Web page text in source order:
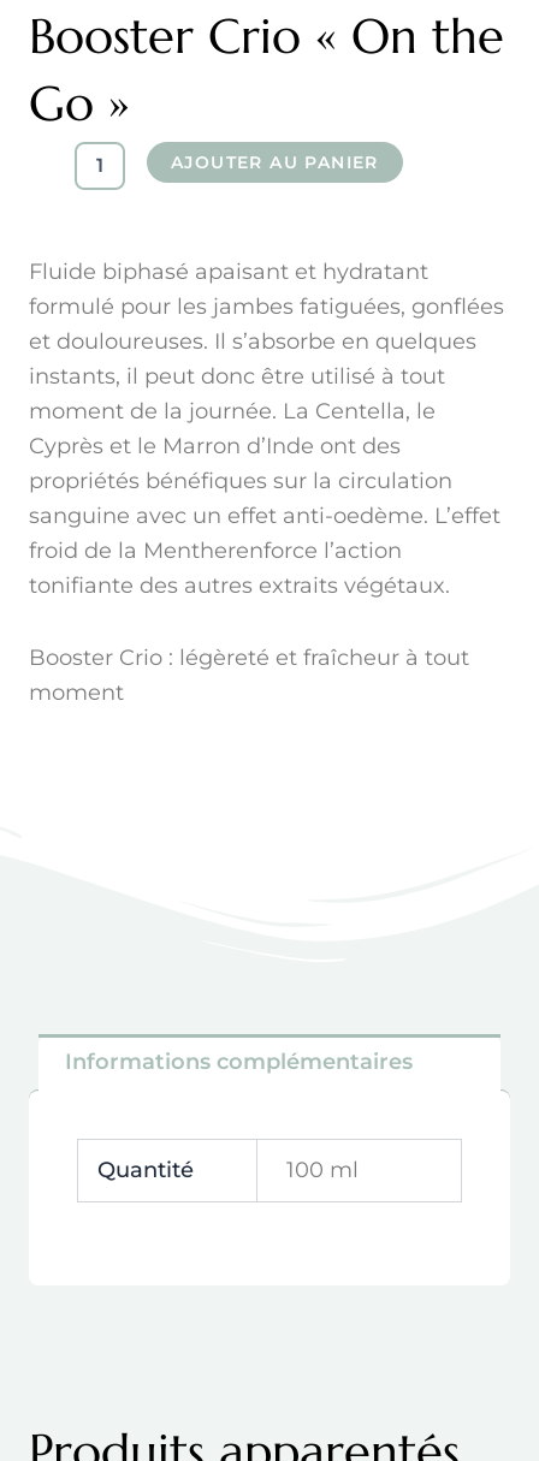
Booster Crio « On the
Go »
quantité
Booster
Crio
"On
the
Go"
AJOUTER AU PANIER
Fluide biphasé apaisant et hydratant
formulé pour les jambes fatiguées, gonflées
et douloureuses. Il s’absorbe en quelques
instants, il peut donc être utilisé à tout
moment de la journée. La Centella, le
Cyprès et le Marron d’Inde ont des
propriétés bénéfiques sur la circulation
sanguine avec un effet anti-oedème. L’effet
froid de la Mentherenforce l’action
tonifiante des autres extraits végétaux.
Booster Crio : légèreté et fraîcheur à tout
moment
Informations complémentaires
Quantité 100 ml